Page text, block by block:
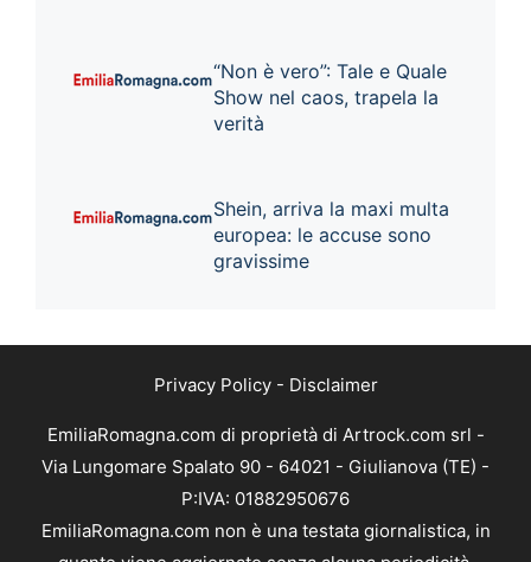
“Non è vero”: Tale e Quale
Show nel caos, trapela la
verità
Shein, arriva la maxi multa
europea: le accuse sono
gravissime
Privacy Policy- Disclaimer
EmiliaRomagna.com di proprietà di Artrock.com srl -
Via Lungomare Spalato 90 - 64021 - Giulianova (TE) -
P:IVA: 01882950676
EmiliaRomagna.com non è una testata giornalistica, in